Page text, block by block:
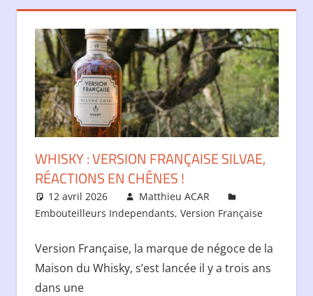
WHISKY : VERSION FRANÇAISE SILVAE,
RÉACTIONS EN CHÊNES !
12 avril 2026
Matthieu ACAR
Embouteilleurs Independants, Version Française
Version Française, la marque de négoce de la
Maison du Whisky, s’est lancée il y a trois ans
dans une